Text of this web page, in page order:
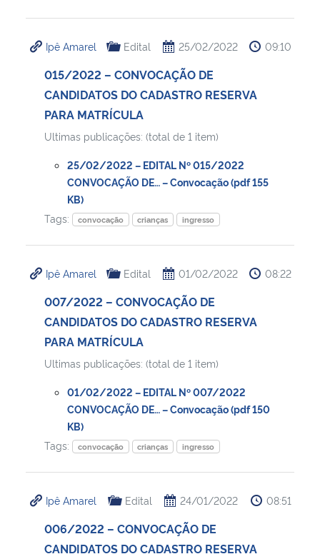
Ipê Amarel Edital 25/02/2022 09:10
015/2022 – CONVOCAÇÃO DE
CANDIDATOS DO CADASTRO RESERVA
PARA MATRÍCULA
Ultimas publicações: (total de 1 item)
25/02/2022 – EDITAL Nº 015/2022
CONVOCAÇÃO DE… – Convocação (pdf 155
KB)
Tags:
convocação crianças ingresso
Ipê Amarel Edital 01/02/2022 08:22
007/2022 – CONVOCAÇÃO DE
CANDIDATOS DO CADASTRO RESERVA
PARA MATRÍCULA
Ultimas publicações: (total de 1 item)
01/02/2022 – EDITAL Nº 007/2022
CONVOCAÇÃO DE… – Convocação (pdf 150
KB)
Tags:
convocação crianças ingresso
Ipê Amarel Edital 24/01/2022 08:51
006/2022 – CONVOCAÇÃO DE
CANDIDATOS DO CADASTRO RESERVA